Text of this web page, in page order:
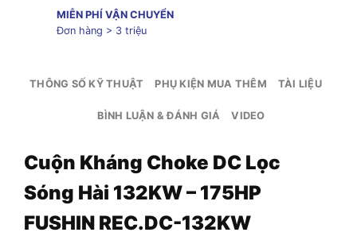
MIỄN PHÍ VẬN CHUYỂN
Đơn hàng > 3 triệu
THÔNG SỐ KỸ THUẬT PHỤ KIỆN MUA THÊM TÀI LIỆU
BÌNH LUẬN & ĐÁNH GIÁ VIDEO
Cuộn Kháng Choke DC Lọc
Sóng Hài 132KW – 175HP
FUSHIN REC.DC-132KW